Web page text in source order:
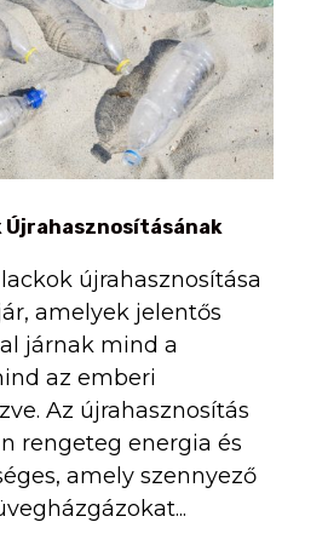
Újrahasznosításának
újrahasznosítása
amelyek jelentős
járnak mind a
az emberi
Az újrahasznosítás
rengeteg energia és
amely szennyező